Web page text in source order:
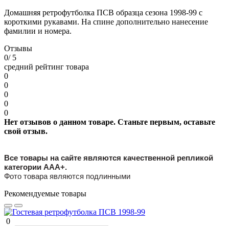
Домашняя ретрофутболка ПСВ образца сезона 1998-99 с
короткими рукавами. На спине дополнительно нанесение
фамилии и номера.
Отзывы
0/ 5
средний рейтинг товара
0
0
0
0
0
Нет отзывов о данном товаре. Станьте первым, оставьте
свой отзыв.
Все товары на сайте являются качественной репликой
категории ААА+.
Фото товара являются подлинными
Рекомендуемые товары
0